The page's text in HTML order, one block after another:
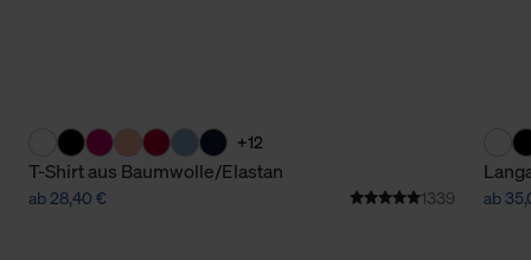
+12
T-Shirt aus Baumwolle/Elastan
ab 28,40 € 1339 ab